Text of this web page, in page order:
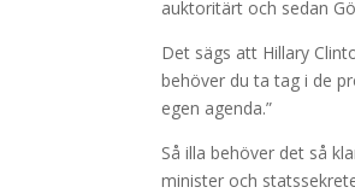
auktoritärt och sedan
Det sägs att Hillary
behöver du ta tag i de
egen agenda.”
Så illa behöver det så
minister och